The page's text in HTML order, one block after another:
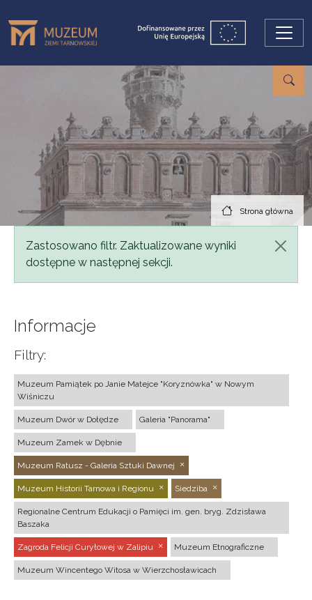
Strona główna
Komunikat
Zastosowano filtr. Zaktualizowane wyniki
dostępne w następnej sekcji.
Informacje
Filtry:
Muzeum Pamiątek po Janie Matejce "Koryznówka" w Nowym
Wiśniczu
Muzeum Dwór w Dołędze Galeria "Panorama"
Muzeum Zamek w Dębnie
Muzeum Ratusz - Galeria Sztuki Dawnej
Muzeum Historii Tarnowa i Regionu Siedziba
Regionalne Centrum Edukacji o Pamięci im. gen. bryg. Zdzisława
Baszaka
Zagroda Felicji Curyłowej w Zalipiu Muzeum Etnograficzne
Muzeum Wincentego Witosa w Wierzchosławicach